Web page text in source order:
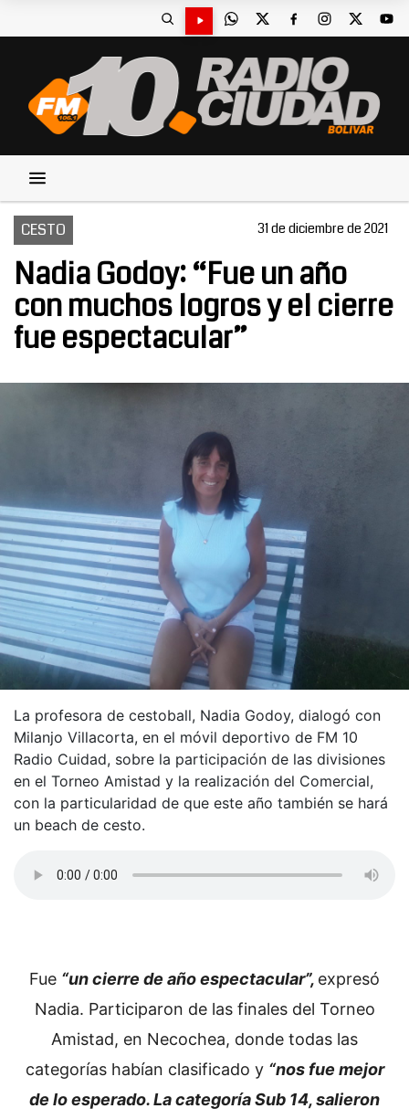
CESTO 31 de diciembre de 2021
Nadia Godoy: “Fue un año
con muchos logros y el cierre
fue espectacular”
La profesora de cestoball, Nadia Godoy, dialogó con
Milanjo Villacorta, en el móvil deportivo de FM 10
Radio Cuidad, sobre la participación de las divisiones
en el Torneo Amistad y la realización del Comercial,
con la particularidad de que este año también se hará
un beach de cesto.
Fue “un cierre de año espectacular”, expresó
Nadia. Participaron de las finales del Torneo
Amistad, en Necochea, donde todas las
categorías habían clasificado y “nos fue mejor
de lo esperado. La categoría Sub 14, salieron